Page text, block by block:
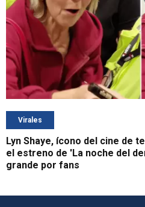
Virales
Lyn Shaye, ícono del cine de
el estreno de 'La noche del
grande por fans